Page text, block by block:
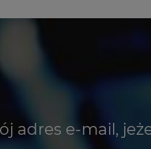
adres e-mail,